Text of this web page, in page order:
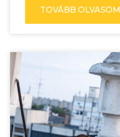
TOVÁBB OLVASOM